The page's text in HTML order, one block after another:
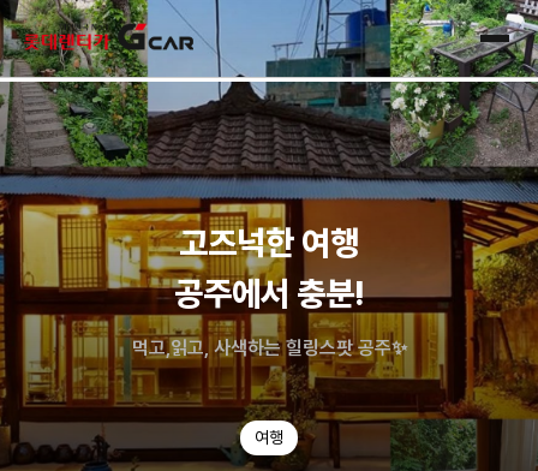
skip navigation
전체
고즈넉한 여행
공주에서 충분!
먹고,읽고, 사색하는 힐링스팟 공주✨
여행